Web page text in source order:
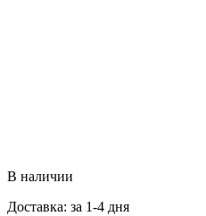
В наличии
Доставка: за 1-4 дня